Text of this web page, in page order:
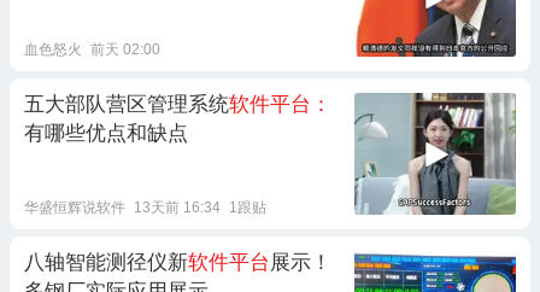
血色怒火 前天 02:00
五大部队营区管理系统软件平台：
有哪些优点和缺点
华盛恒辉说软件 13天前 16:34 1跟贴
八轴智能测径仪新软件平台 展示！